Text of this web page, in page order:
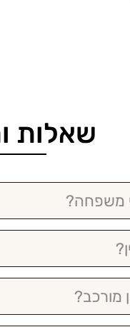
שאלות
משפחה?
מורכב?